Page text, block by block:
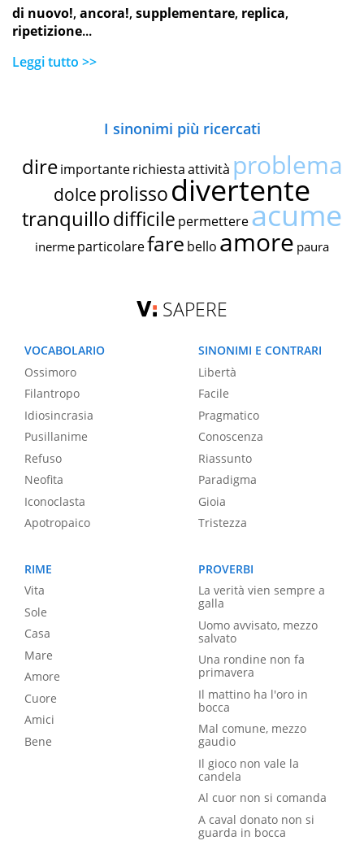
di nuovo!,ancora!,supplementare, replica,
ripetizione...
Leggi tutto >>
I sinonimi più ricercati
dire importante richiestaattività problema
dolce prolissodivertente
tranquillodifficile permettereacume
inerme particolarefare bello amore paura
SAPERE
VOCABOLARIO
Ossimoro
Filantropo
Idiosincrasia
Pusillanime
Refuso
Neofita
Iconoclasta
Apotropaico
SINONIMI E CONTRARI
Libertà
Facile
Pragmatico
Conoscenza
Riassunto
Paradigma
Gioia
Tristezza
RIME
Vita
Sole
Casa
Mare
Amore
Cuore
Amici
Bene
PROVERBI
La verità vien sempre a
galla
Uomo avvisato, mezzo
salvato
Una rondine non fa
primavera
Il mattino ha l'oro in
bocca
Mal comune, mezzo
gaudio
Il gioco non vale la
candela
Al cuor non si comanda
A caval donato non si
guarda in bocca